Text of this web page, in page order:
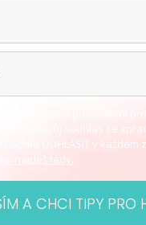
si mě jako průvodkyni
Svůj souhlas se
ODHLÁSIT v každém
najdeš tady.
A CHCI TIPY PRO